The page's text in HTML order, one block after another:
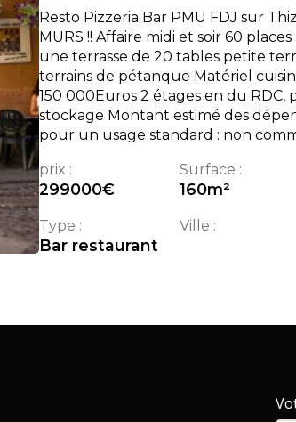
Resto Pizzeria Bar PMU FDJ sur
MURS !! Affaire midi et soir 60
une terrasse de 20 tables petite
terrains de pétanque Matériel
150 000Euros 2 étages en du
stockage Montant estimé des
pour un usage standard : non
prix :
299000€
Surface :
160m²
Type :
Bar restaurant
Ville :